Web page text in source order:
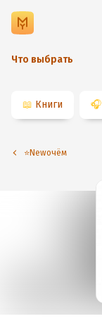
Что выбрать
📖 Книги 🎧
⭐️Newочём